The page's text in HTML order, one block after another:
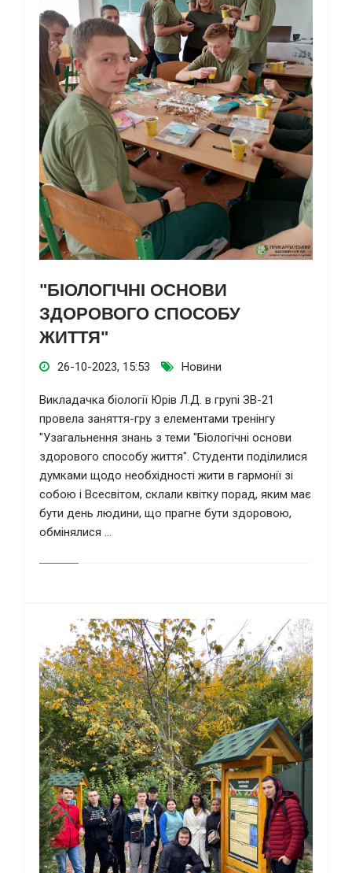
"БІОЛОГІЧНІ ОСНОВИ
ЗДОРОВОГО СПОСОБУ
ЖИТТЯ"
26-10-2023, 15:53 Новини
Викладачка біології Юрів Л.Д. в групі ЗВ-21
провела заняття-гру з елементами тренінгу
"Узагальнення знань з теми "Біологічні основи
здорового способу життя". Студенти поділилися
думками щодо необхідності жити в гармонії зі
собою і Всесвітом, склали квітку порад, яким має
бути день людини, що прагне бути здоровою,
обмінялися ...